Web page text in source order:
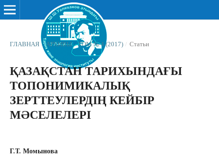
ГЛАВНАЯ / АРХИВЫ / ТОМ № 4 (2017) / Статьи
ҚАЗАҚСТАН ТАРИХЫНДАҒЫ
ТОПОНИМИКАЛЫҚ
ЗЕРТТЕУЛЕРДІҢ КЕЙБІР
МƏСЕЛЕЛЕРІ
Г.Т. Момынова